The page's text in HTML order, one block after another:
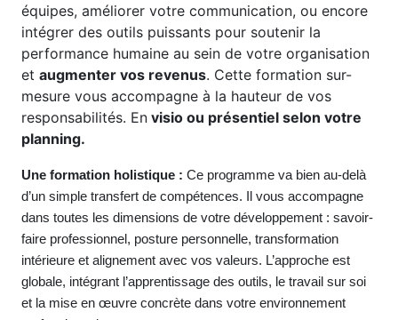
équipes, améliorer votre communication, ou encore
intégrer des outils puissants pour soutenir la
performance humaine au sein de votre organisation
et augmenter vos revenus. Cette formation sur-
mesure vous accompagne à la hauteur de vos
responsabilités. En visio ou présentiel selon votre
planning.
Une formation holistique : Ce programme va bien au-delà
d’un simple transfert de compétences. Il vous accompagne
dans toutes les dimensions de votre développement : savoir-
faire professionnel, posture personnelle, transformation
intérieure et alignement avec vos valeurs. L’approche est
globale, intégrant l’apprentissage des outils, le travail sur soi
et la mise en œuvre concrète dans votre environnement